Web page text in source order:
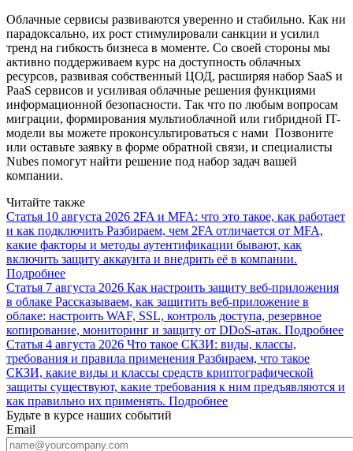
Облачные сервисы развиваются уверенно и стабильно. Как ни
парадоксально, их рост стимулировали санкции и усилил
тренд на гибкость бизнеса в моменте. Со своей стороны мы
активно поддерживаем курс на доступность облачных
ресурсов, развивая собственный ЦОД, расширяя набор SaaS и
PaaS сервисов и усиливая облачные решения функциями
информационной безопасности. Так что по любым вопросам
миграции, формирования мультиоблачной или гибридной IT-
модели вы можете проконсультироваться с нами Позвоните
или оставьте заявку в форме обратной связи, и специалисты
Nubes помогут найти решение под набор задач вашей
компании.
Читайте также
Статья 10 августа 2026 2FA и MFA: что это такое, как работает
и как подключить Разбираем, чем 2FA отличается от MFA,
какие факторы и методы аутентификации бывают, как
включить защиту аккаунта и внедрить её в компании.
Подробнее
Статья 7 августа 2026 Как настроить защиту веб-приложения
в облаке Рассказываем, как защитить веб-приложение в
облаке: настроить WAF, SSL, контроль доступа, резервное
копирование, мониторинг и защиту от DDoS-атак. Подробнее
Статья 4 августа 2026 Что такое СКЗИ: виды, классы,
требования и правила применения Разбираем, что такое
СКЗИ, какие виды и классы средств криптографической
защиты существуют, какие требования к ним предъявляются и
как правильно их применять. Подробнее
Будьте в курсе наших событий
Email